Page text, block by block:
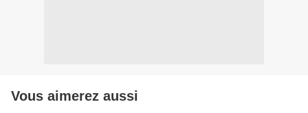
Vous aimerez aussi